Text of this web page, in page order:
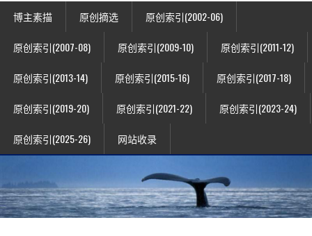
博主素描 原创摘选 原创索引(2002-06)
原创索引(2007-08) 原创索引(2009-10) 原创索引(2011-12)
原创索引(2013-14) 原创索引(2015-16) 原创索引(2017-18)
原创索引(2019-20) 原创索引(2021-22) 原创索引(2023-24)
原创索引(2025-26) 网站收录